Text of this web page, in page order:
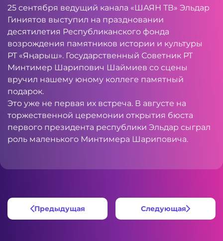
25 сентября ведущий канала «ШАЯН ТВ» Эльдар
Гиниятов выступил на праздновании
десятилетия Республиканского фонда
возрождения памятников истории и культуры
РТ «Яңарыш». Государственный Советник РТ
Минтимер Шарипович Шаймиев со сцены
вручил нашему юному коллеге памятный
подарок.
Это уже не первая их встреча. В августе на
торжественной церемонии открытия бюста
первого президента республики Эльдар сыграл
роль маленького Минтимера Шариповича.
Предыдущая Следующая